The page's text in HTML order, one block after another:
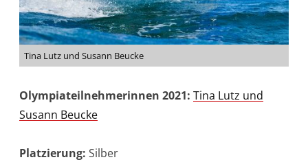
Tina Lutz und Susann Beucke
Olympiateilnehmerinnen 2021: Tina Lutz und
Susann Beucke
Platzierung: Silber